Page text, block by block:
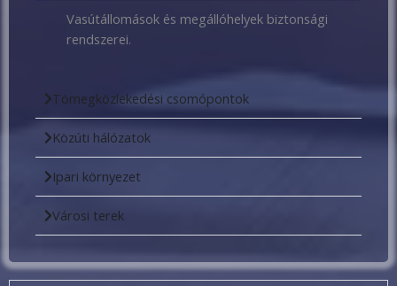
Vasútállomások és megállóhelyek biztonsági
rendszerei.
Tömegközlekedési csomópontok
Közúti hálózatok
Ipari környezet
Városi terek